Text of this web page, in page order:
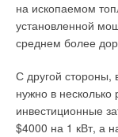
на ископаемом
установленной
среднем более
С другой стороны,
нужно в
инвестиционные
$4000 на 1 кВт, а